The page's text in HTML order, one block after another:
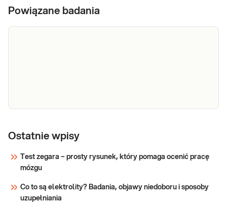
Powiązane badania
wzrostu
hormonu wzrostu (GH, hGH) we krwi,
chorób i stanów związanych z zaburzeniami
Ostatnie wpisy
Test zegara – prosty rysunek, który pomaga ocenić pracę
mózgu
Co to są elektrolity? Badania, objawy niedoboru i sposoby
uzupełniania